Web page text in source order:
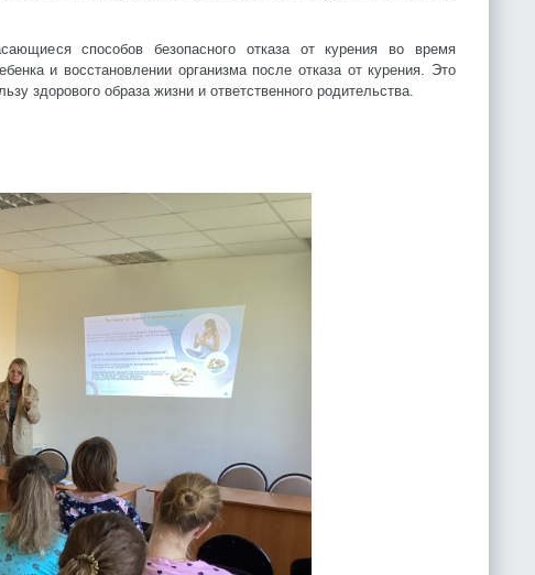
способов безопасного отказа от курения во время
и восстановлении организма после отказа от курения. Это
здорового образа жизни и ответственного родительства.